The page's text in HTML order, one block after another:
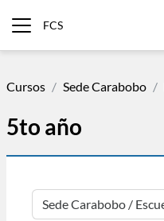
FCS
Cursos Sede Carabobo
5to año
Categorías